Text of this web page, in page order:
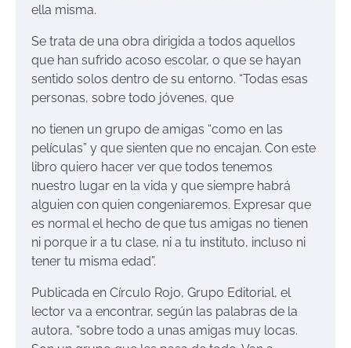
ella misma.
Se trata de una obra dirigida a todos aquellos
que han sufrido acoso escolar, o que se hayan
sentido solos dentro de su entorno. “Todas esas
personas, sobre todo jóvenes, que
no tienen un grupo de amigas “como en las
películas” y que sienten que no encajan. Con este
libro quiero hacer ver que todos tenemos
nuestro lugar en la vida y que siempre habrá
alguien con quien congeniaremos. Expresar que
es normal el hecho de que tus amigas no tienen
ni porque ir a tu clase, ni a tu instituto, incluso ni
tener tu misma edad”.
Publicada en Círculo Rojo, Grupo Editorial, el
lector va a encontrar, según las palabras de la
autora, “sobre todo a unas amigas muy locas.